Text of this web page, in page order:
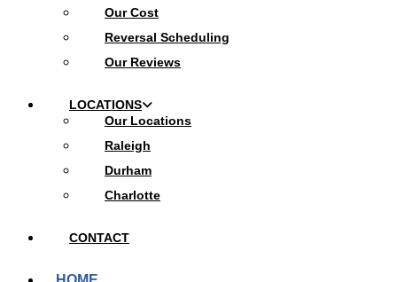
Our Cost
Reversal Scheduling
Our Reviews
LOCATIONS
Our Locations
Raleigh
Durham
Charlotte
CONTACT